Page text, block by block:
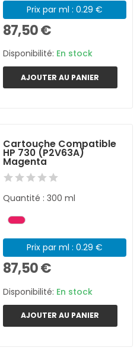
Prix par ml : 0.29 €
87,50 €
Disponibilité: En stock
AJOUTER AU PANIER
Cartouche Compatible
HP 730 (P2V63A)
Magenta
Quantité : 300 ml
Prix par ml : 0.29 €
87,50 €
Disponibilité: En stock
AJOUTER AU PANIER